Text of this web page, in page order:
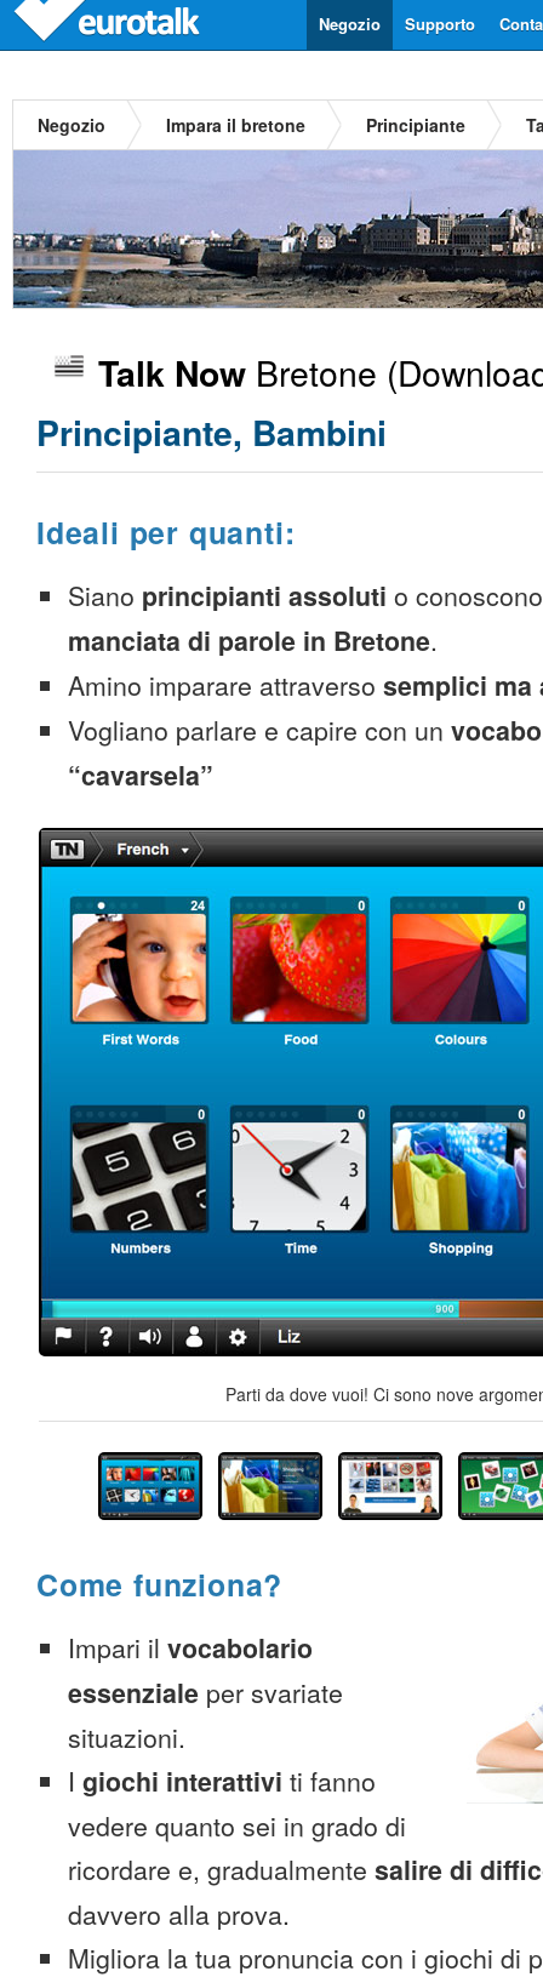
Supporto
Negozio
Negozio Impara il bretone Principiante
Talk Now Bretone
Principiante, Bambini
Ideali per quanti:
Siano principianti assoluti o
manciata di parole in Bretone.
Amino imparare attraverso semplici
Vogliano parlare e capire con un
“cavarsela”
Parti da dove vuoi! Ci sono nove
Come funziona?
Impari il vocabolario
essenziale per svariate
situazioni.
I giochi interattivi ti fanno
vedere quanto sei in grado di
ricordare e, gradualmente salire di
davvero alla prova.
Migliora la tua pronuncia con i giochi di